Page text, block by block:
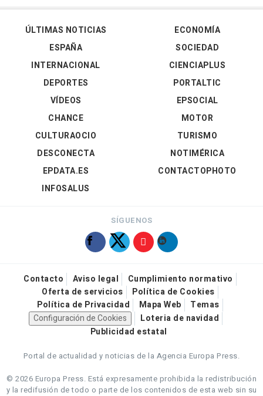
ÚLTIMAS NOTICIAS
ESPAÑA
INTERNACIONAL
DEPORTES
VÍDEOS
ECONOMÍA
SOCIEDAD
CIENCIAPLUS
PORTALTIC
EPSOCIAL
CHANCE
CULTURAOCIO
DESCONECTA
EPDATA.ES
INFOSALUS
MOTOR
TURISMO
NOTIMÉRICA
CONTACTOPHOTO
SÍGUENOS
Contacto Aviso legal
Cumplimiento normativo
Oferta de servicios
Política de Cookies
Política de Privacidad
Mapa Web
Temas
Configuración de Cookies
Loteria de navidad
Publicidad estatal
Portal de actualidad y noticias de la Agencia Europa Press.
© 2026 Europa Press. Está expresamente prohibida la redistribución
y la redifusión de todo o parte de los contenidos de esta web sin su